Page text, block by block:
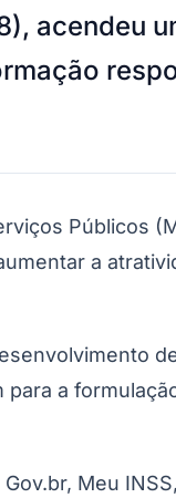
acendeu
Públicos
a
a
Meu